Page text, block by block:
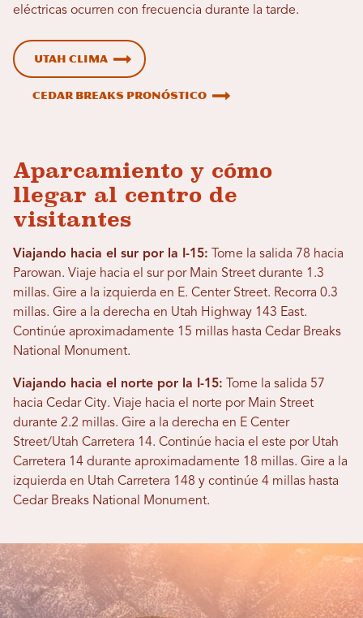
eléctricas ocurren con frecuencia durante la tarde.
Utah Clima
Cedar Breaks Pronóstico
Aparcamiento y cómo
llegar al centro de
visitantes
Viajando hacia el sur por la I-15: Tome la salida 78 hacia
Parowan. Viaje hacia el sur por Main Street durante 1.3
millas. Gire a la izquierda en E. Center Street. Recorra 0.3
millas. Gire a la derecha en Utah Highway 143 East.
Continúe aproximadamente 15 millas hasta Cedar Breaks
National Monument.
Viajando hacia el norte por la I-15: Tome la salida 57
hacia Cedar City. Viaje hacia el norte por Main Street
durante 2.2 millas. Gire a la derecha en E Center
Street/Utah Carretera 14. Continúe hacia el este por Utah
Carretera 14 durante aproximadamente 18 millas. Gire a la
izquierda en Utah Carretera 148 y continúe 4 millas hasta
Cedar Breaks National Monument.